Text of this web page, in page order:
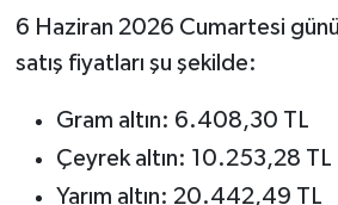
6 Haziran 2026 Cumartesi
satış fiyatları şu şekilde:
Gram altın: 6.408,30 TL
Çeyrek altın: 10.253,28 TL
Yarım altın: 20.442,49 TL